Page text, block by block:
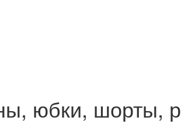
юбки, шорты,